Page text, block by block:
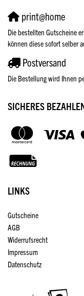
print@home
Die bestellten Gutscheine
können diese sofort selber
Postversand
Die Bestellung wird Ihnen
SICHERES
LINKS
Gutscheine
AGB
Widerrufsrecht
Impressum
Datenschutz